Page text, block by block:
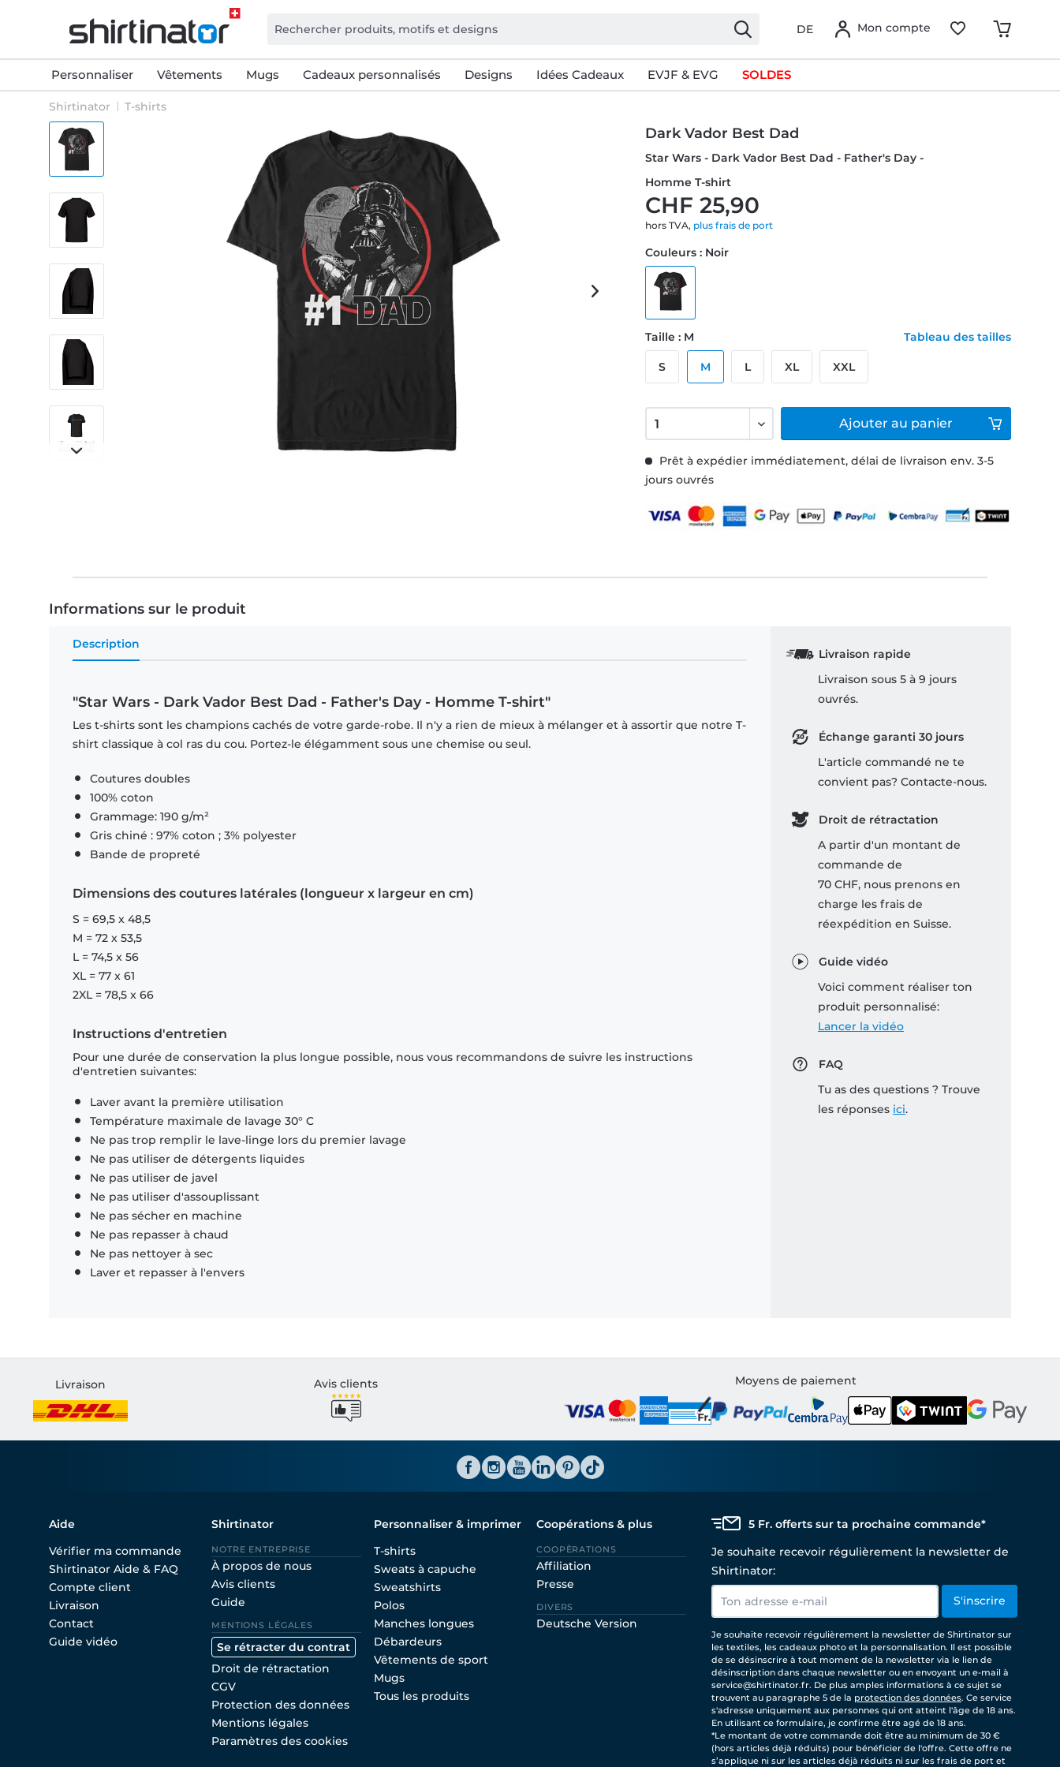
DE Mon compte
Personnaliser Vêtements Mugs Cadeaux personnalisés Designs Idées Cadeaux EVJF & EVG SOLDES
Shirtinator T-shirts
Dark Vador Best Dad
Star Wars - Dark Vador Best Dad - Father's Day -
Homme T-shirt
CHF 25,90
hors TVA, plus frais de port
Prêt à expédier immédiatement, délai de livraison env. 3-5
jours ouvrés
Couleurs : Noir
Taille : M Tableau des tailles
S M L XL XXL
Ajouter au panier
Informations sur le produit
Description
"Star Wars - Dark Vador Best Dad - Father's Day - Homme T-shirt"
Les t-shirts sont les champions cachés de votre garde-robe. Il n'y a rien de mieux à mélanger et à assortir que notre T-
shirt classique à col ras du cou. Portez-le élégamment sous une chemise ou seul.
Coutures doubles
100% coton
Grammage: 190 g/m²
Gris chiné : 97% coton ; 3% polyester
Bande de propreté
Dimensions des coutures latérales (longueur x largeur en cm)
S = 69,5 x 48,5
M = 72 x 53,5
L = 74,5 x 56
XL = 77 x 61
2XL = 78,5 x 66
Instructions d'entretien
Pour une durée de conservation la plus longue possible, nous vous recommandons de suivre les instructions
d'entretien suivantes:
Laver avant la première utilisation
Température maximale de lavage 30° C
Ne pas trop remplir le lave-linge lors du premier lavage
Ne pas utiliser de détergents liquides
Ne pas utiliser de javel
Ne pas utiliser d'assouplissant
Ne pas sécher en machine
Ne pas repasser à chaud
Ne pas nettoyer à sec
Laver et repasser à l'envers
Livraison rapide
Livraison sous 5 à 9 jours
ouvrés.
Échange garanti 30 jours
L'article commandé ne te
convient pas? Contacte-nous.
Droit de rétractation
A partir d'un montant de
commande de
70 CHF, nous prenons en
charge les frais de
réexpédition en Suisse.
Guide vidéo
Voici comment réaliser ton
produit personnalisé:
Lancer la vidéo
FAQ
Tu as des questions ? Trouve
les réponses ici.
Livraison Avis clients Moyens de paiement
Aide
Vérifier ma commande
Shirtinator Aide & FAQ
Compte client
Livraison
Contact
Guide vidéo
Shirtinator
NOTRE ENTREPRISE
À propos de nous
Avis clients
Guide
MENTIONS LÉGALES
Se rétracter du contrat
Droit de rétractation
CGV
Protection des données
Mentions légales
Paramètres des cookies
Personnaliser & imprimer
T-shirts
Sweats à capuche
Sweatshirts
Polos
Manches longues
Débardeurs
Vêtements de sport
Mugs
Tous les produits
Coopérations & plus
COOPÈRATIONS
Affiliation
Presse
DIVERS
Deutsche Version
5 Fr. offerts sur ta prochaine commande*
Je souhaite recevoir régulièrement la newsletter de
Shirtinator:
S'inscrire
Je souhaite recevoir régulièrement la newsletter de Shirtinator sur
les textiles, les cadeaux photo et la personnalisation. Il est possible
de se désinscrire à tout moment de la newsletter via le lien de
désinscription dans chaque newsletter ou en envoyant un e-mail à
service@shirtinator.fr. De plus amples informations à ce sujet se
trouvent au paragraphe 5 de la protection des données. Ce service
s'adresse uniquement aux personnes qui ont atteint l'âge de 18 ans.
En utilisant ce formulaire, je confirme être agé de 18 ans.
*Le montant de votre commande doit être au minimum de 30 €
(hors articles déjà réduits) pour bénéficier de l'offre. Cette offre ne
s’applique ni sur les articles déjà réduits ni sur les frais de port et